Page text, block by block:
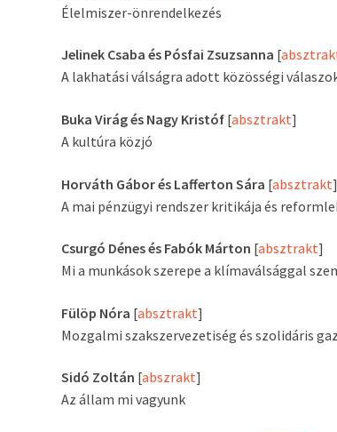
Élelmiszer-önrendelkezés
Jelinek Csaba és Pósfai Zsuzsanna [
A lakhatási válságra adott közösségi
Buka Virág és Nagy Kristóf [absztrakt]
A kultúra közjó
Horváth Gábor és Lafferton Sára [absztrakt]
A mai pénzügyi rendszer kritikája és
Csurgó Dénes és Fabók Márton [absztrakt]
Mi a munkások szerepe a klímaválsággal
Fülöp Nóra [absztrakt]
Mozgalmi szakszervezetiség és szolidáris
Sidó Zoltán [abszrakt]
Az állam mi vagyunk